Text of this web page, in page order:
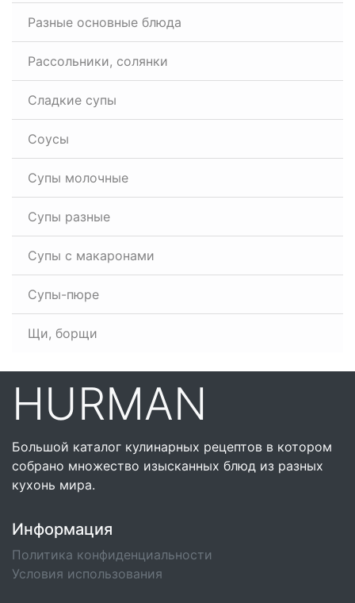
Разные основные блюда
Рассольники, солянки
Сладкие супы
Соусы
Супы молочные
Супы разные
Супы с макаронами
Супы-пюре
Щи, борщи
HURMAN
Большой каталог кулинарных рецептов в котором
собрано множество изысканных блюд из разных
кухонь мира.
Информация
Политика конфиденциальности
Условия использования